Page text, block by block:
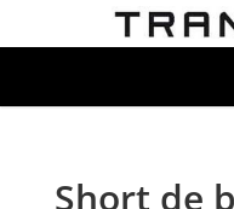
Short de